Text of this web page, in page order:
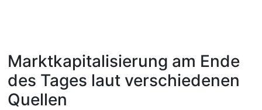
Marktkapitalisierung am Ende
des Tages laut verschiedenen
Quellen